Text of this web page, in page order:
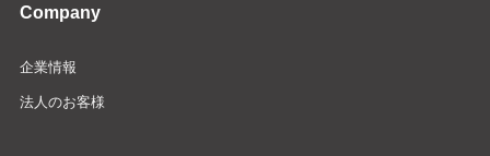
Company
企業情報
法人のお客様